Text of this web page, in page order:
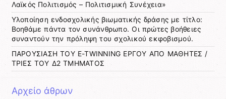
Λαϊκός Πολιτισμός – Πολιτισμική Συνέχεια»
Υλοποίηση ενδοσχολικής βιωματικής δράσης με τίτλο:
Βοηθάμε πάντα τον συνάνθρωπο. Οι πρώτες βοήθειες
συναντούν την πρόληψη του σχολικού εκφοβισμού.
ΠΑΡΟΥΣΙΑΣΗ ΤΟΥ E-TWINNING ΕΡΓΟΥ ΑΠΟ ΜΑΘΗΤΕΣ /
ΤΡΙΕΣ ΤΟΥ Δ2 ΤΜΗΜΑΤΟΣ
Αρχείο άθρων